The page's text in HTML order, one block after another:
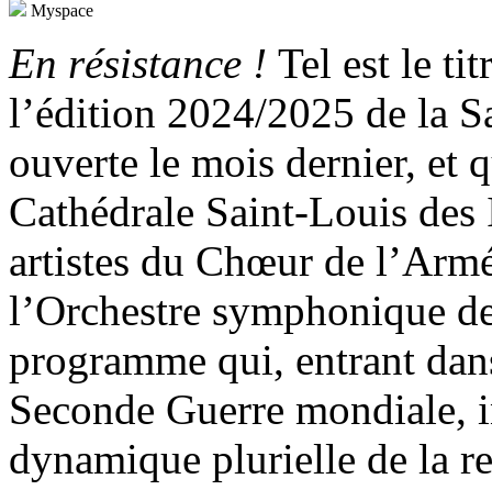
Myspace
En résistance ! Tel est le
l’édition 2024/2025 de la
ouverte le mois dernier, et
Cathédrale Saint-Louis
artistes du Chœur de
l’Orchestre symphonique
programme qui, entrant
Seconde Guerre mondiale,
dynamique plurielle de la